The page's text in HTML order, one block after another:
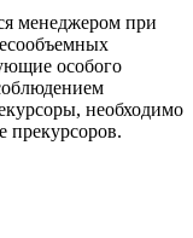
менеджером при
особого
необходимо
прекурсоров.